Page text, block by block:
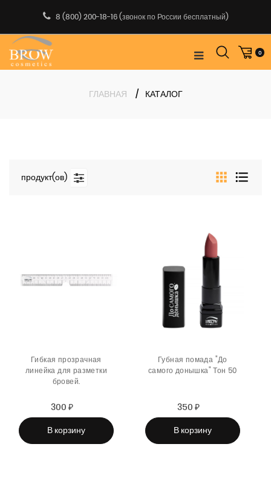
8 (800) 200-18-16(звонок по России бесплатный)
0
ГЛАВНАЯ КАТАЛОГ
продукт(ов)
Гибкая прозрачная
линейка для разметки
бровей.
Sale
price
300 ₽
price
В корзину
Губная помада "До
самого донышка" Тон 50
Sale
price
350 ₽
price
В корзину